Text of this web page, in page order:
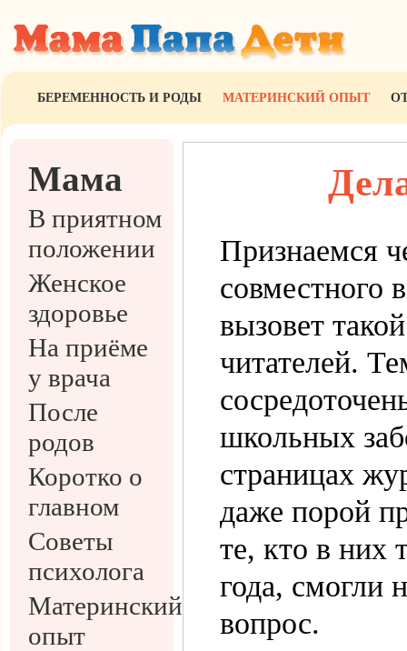
БЕРЕМЕННОСТЬ И РОДЫ МАТЕРИНСКИЙ ОПЫТ
Мама
В приятном
положении
Женское
здоровье
На приёме
у врача
После
родов
Коротко о
главном
Советы
психолога
Материнский
опыт
Признаемся
совместного
вызовет
читателей.
школьных
страницах
даже порой
те, кто в них
года, смогли
вопрос.